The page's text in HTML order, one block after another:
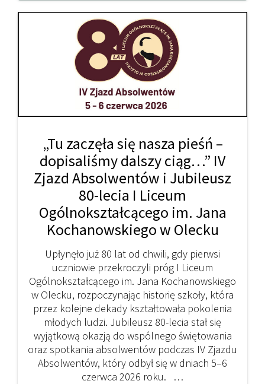
„Tu zaczęła się nasza pieśń –
dopisaliśmy dalszy ciąg…” IV
Zjazd Absolwentów i Jubileusz
80-lecia I Liceum
Ogólnokształcącego im. Jana
Kochanowskiego w Olecku
Upłynęło już 80 lat od chwili, gdy pierwsi
uczniowie przekroczyli próg I Liceum
Ogólnokształcącego im. Jana Kochanowskiego
w Olecku, rozpoczynając historię szkoły, która
przez kolejne dekady kształtowała pokolenia
młodych ludzi. Jubileusz 80-lecia stał się
wyjątkową okazją do wspólnego świętowania
oraz spotkania absolwentów podczas IV Zjazdu
Absolwentów, który odbył się w dniach 5–6
czerwca 2026 roku. …